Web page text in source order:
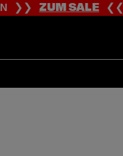
❯❯ZUM SALE❮❮